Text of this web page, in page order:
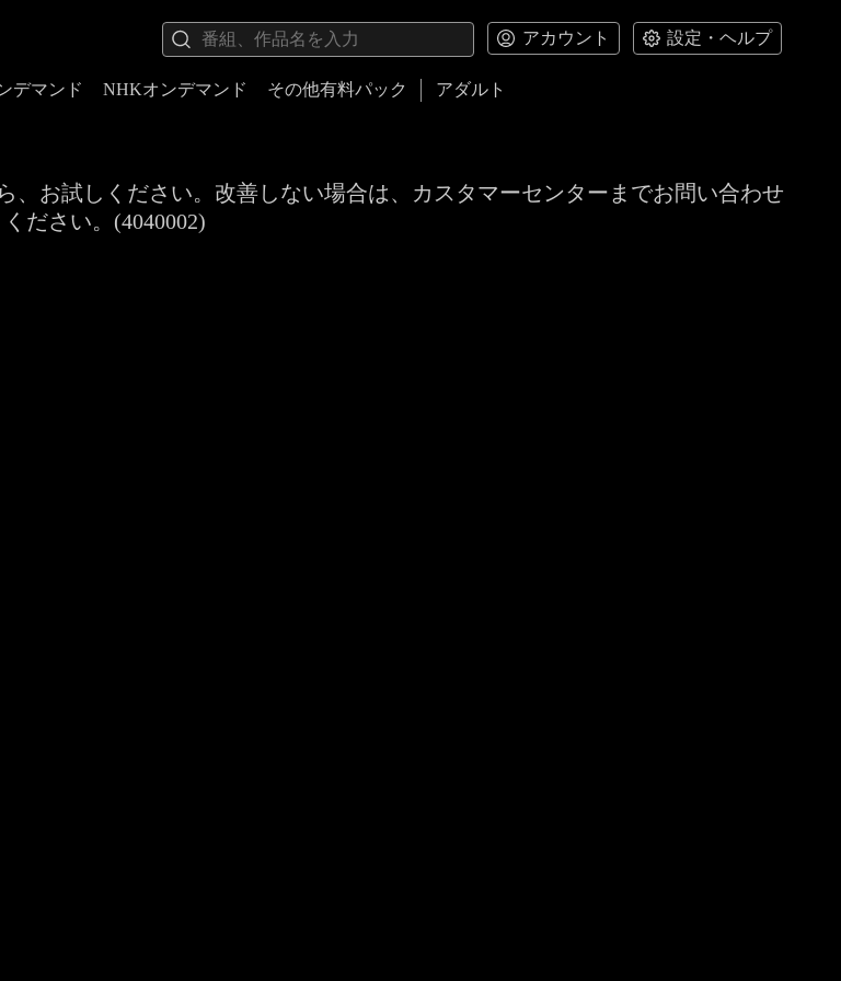
アカウント 設定・ヘルプ
デマンド NHKオンデマンド その他有料パック アダルト
お試しください。改善しない場合は、カスタマーセンターまでお問い合わせ
ください。(4040002)